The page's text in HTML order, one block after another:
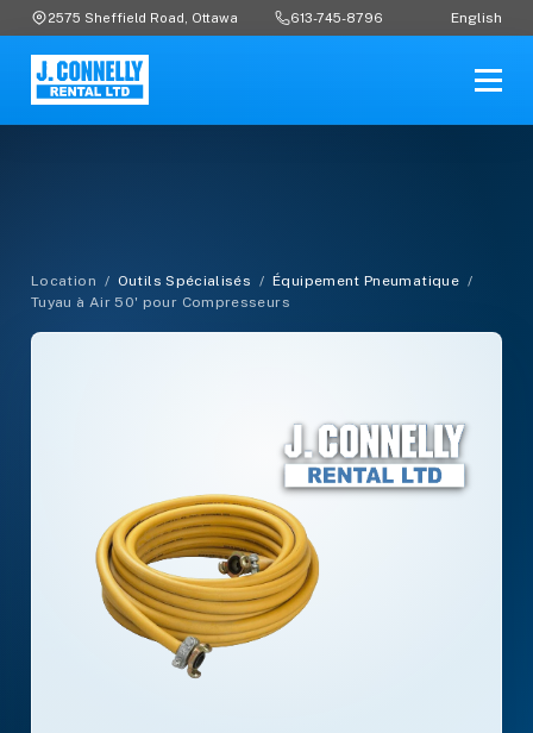
2575 Sheffield Road, Ottawa 613-745-8796 English
Location / Outils Spécialisés / Équipement Pneumatique/
Tuyau à Air 50' pour Compresseurs